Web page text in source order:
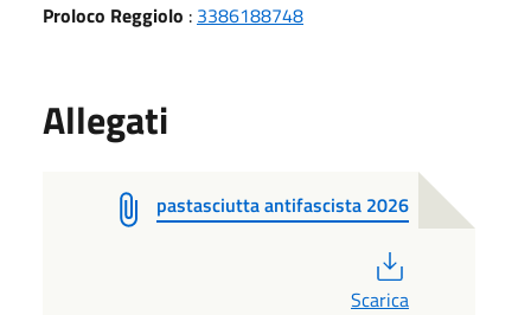
Proloco Reggiolo : 3386188748
Allegati
pastasciutta antifascista 2026
Scarica